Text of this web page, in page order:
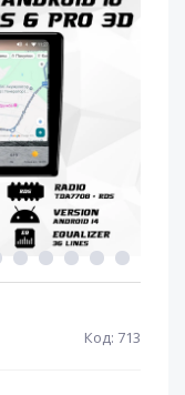
Код: 713